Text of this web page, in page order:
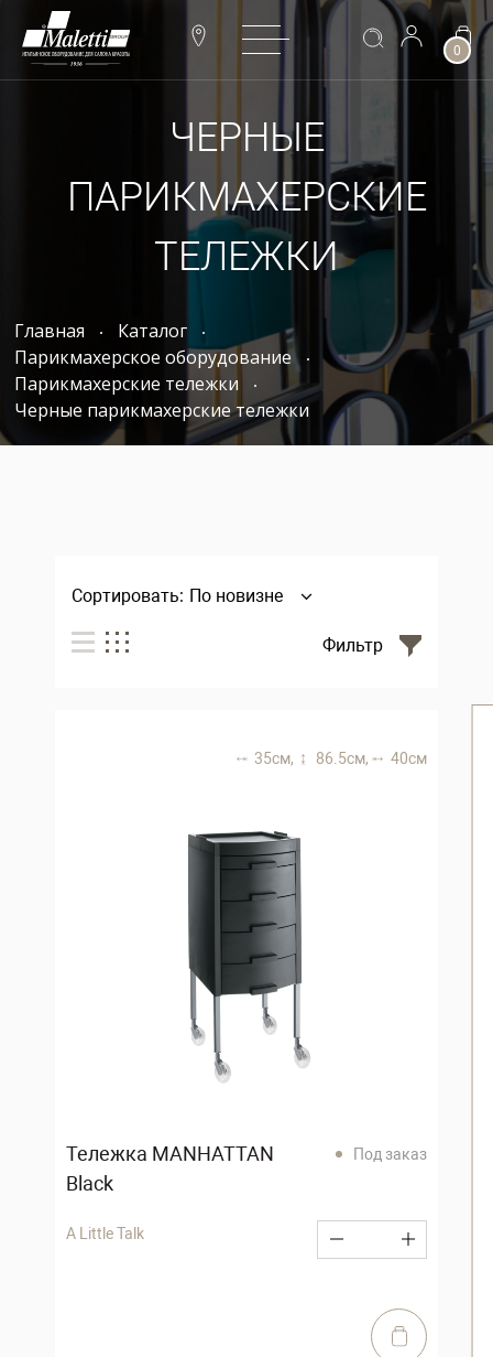
0
ЧЕРНЫЕ
ПАРИКМАХЕРСКИЕ
ТЕЛЕЖКИ
Главная
Каталог
Парикмахерское оборудование
Парикмахерские тележки
Черные парикмахерские тележки
Сортировать: По новизне
Фильтр
35 см, 86.5 см, 40 см
Тележка MANHATTAN
Black
Под заказ
A Little Talk